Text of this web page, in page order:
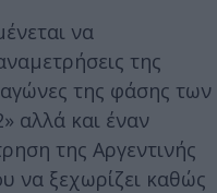
να
της
της φάσης των
αλλά και έναν
της Αργεντινής
να ξεχωρίζει καθώς